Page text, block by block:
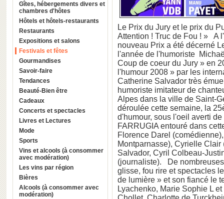
Gîtes, hébergements divers et
chambres d'hôtes
Hôtels et hôtels-restaurants
Restaurants
Expositions et salons
Festivals et fêtes
Gourmandises
Savoir-faire
Tendances
Beauté-Bien être
Cadeaux
Concerts et spectacles
Livres et Lectures
Mode
Sports
Vins et alcools (à consommer
avec modération)
Les vins par région
Bières
Alcools (à consommer avec
modération)
Le Prix du Jury et le prix du
Attention ! Truc de Fou ! » A
nouveau Prix a été décerné
l'année de l'humoriste
Coup de coeur du Jury » en
l'humour 2008 » par les
Catherine Salvador très
humoriste imitateur de
Alpes dans la ville de Saint-
déroulée cette semaine, la
d'humour, sous l'oeil averti
FARRUGIA entouré dans
Florence Darel
Montparnasse), Cyrielle
Salvador, Cyril Colbeau-
(journaliste). De
glisse, fou rire et spectacles
de lumière » et son fiancé le
Lyachenko, Marie Sophie L